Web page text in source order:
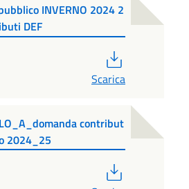
INVERNO 2024 2
DEF
Scarica
contribut
2024_25